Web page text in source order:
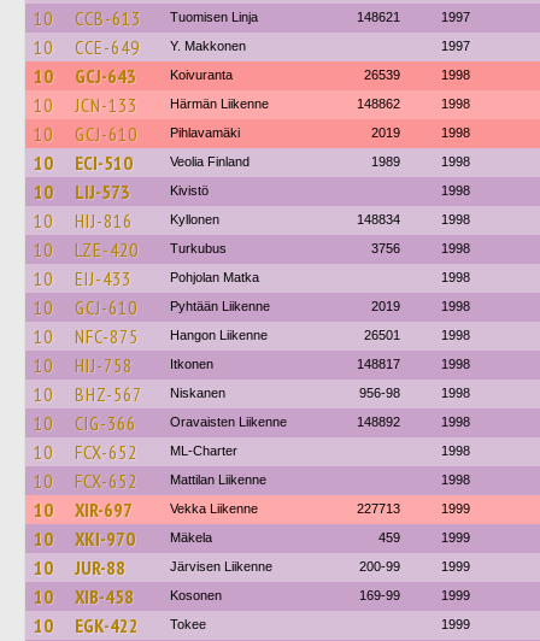
10
CCB-613 Tuomisen Linja 148621 1997
10 CCE-649 Y. Makkonen 1997
10 GCJ-643 Koivuranta 26539 1998
10 JCN-133 Härmän Liikenne 148862 1998
10 GCJ-610 Pihlavamäki 2019 1998
10 ECI-510 Veolia Finland 1989 1998
10 LIJ-573 Kivistö 1998
10 HIJ-816 Kyllonen 148834 1998
10 LZE-420 Turkubus 3756 1998
10 EIJ-433 Pohjolan Matka 1998
10 GCJ-610 Pyhtään Liikenne 2019 1998
10 NFC-875 Hangon Liikenne 26501 1998
10 HIJ-758 Itkonen 148817 1998
10 BHZ-567 Niskanen 956-98 1998
10 CIG-366 Oravaisten Liikenne 148892 1998
10 FCX-652 ML-Charter 1998
10 FCX-652 Mattilan Liikenne 1998
10 XIR-697 Vekka Liikenne 227713 1999
10 XKI-970 Mäkela 459 1999
10 JUR-88 Järvisen Liikenne 200-99 1999
10 XIB-458 Kosonen 169-99 1999
10 EGK-422 Tokee 1999